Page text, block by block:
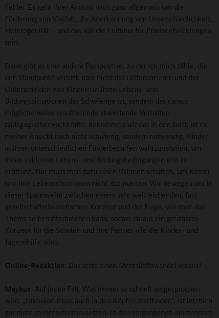
Fehler. Es geht ihrer Ansicht nach ganz allgemein um die
Förderung von Vielfalt, die Anerkennung von Unterschiedlichkeit,
Heterogenität – und das soll die Leitlinie für Praxisentwicklungen
sein.
Dann gibt es eine andere Perspektive, zu der ich mich zähle, die
den Standpunkt vertritt, dass nicht das Differenzieren und das
Unterscheiden von Kindern in ihren Lebens- und
Bildungssituationen das Schwierige ist, sondern das daraus
möglicherweise resultierende abwertende Verhalten
pädagogischer Fachkräfte. Bekommen wir das in den Griff, ist es
meiner Ansicht nach nicht schwierig, sondern notwendig, Kinder
in ihren unterschiedlichen Förderbedarfen wahrzunehmen, um
ihnen exklusive Lebens- und Bildungsbedingungen erst zu
eröffnen. Nur muss man dazu einen Rahmen schaffen, um Kinder
und ihre Lebenssituationen nicht abzuwerten. Wir bewegen uns in
dieser Spannweite zwischen einem sehr weitreichenden, fast
gesellschaftstheoretischen Konzept und der Frage, wie man das
Thema so herunterbrechen kann, sodass daraus ein greifbares
Konzept für die Schulen und ihre Partner wie die Kinder- und
Jugendhilfe wird.
Online-Redaktion: Das setzt einen Mentalitätswandel voraus?
Maykus: Auf jeden Fall. Was immer so schnell ausgesprochen
wird, „Inklusion muss auch in den Köpfen stattfinden“, ist letztlich
gar nicht so einfach umzusetzen. In den vergangenen Jahrzehnten